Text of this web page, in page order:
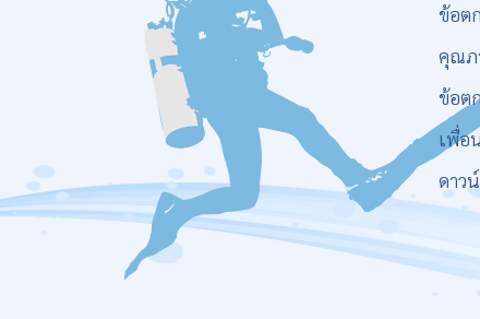
ข้อต
คุณภ
ข้อต
เพื่อ
ดาว